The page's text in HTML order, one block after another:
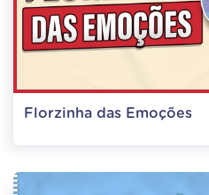
Florzinha das Emoções